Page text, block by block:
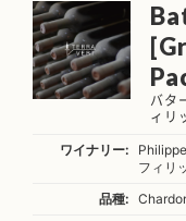
バタ
ィリ
ワイナリー:
フィリ
品種: